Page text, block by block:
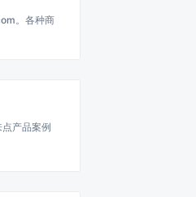
。各种商
产品案例